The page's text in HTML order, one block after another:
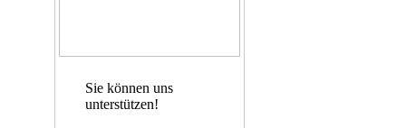
Sie können uns
unterstützen!